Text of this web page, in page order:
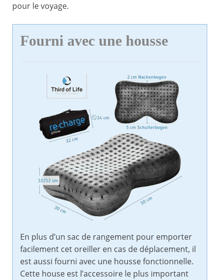
pour le voyage.
Fourni avec une housse
En plus d’un sac de rangement pour emporter
facilement cet oreiller en cas de déplacement, il
est aussi fourni avec une housse fonctionnelle.
Cette house est l’accessoire le plus important